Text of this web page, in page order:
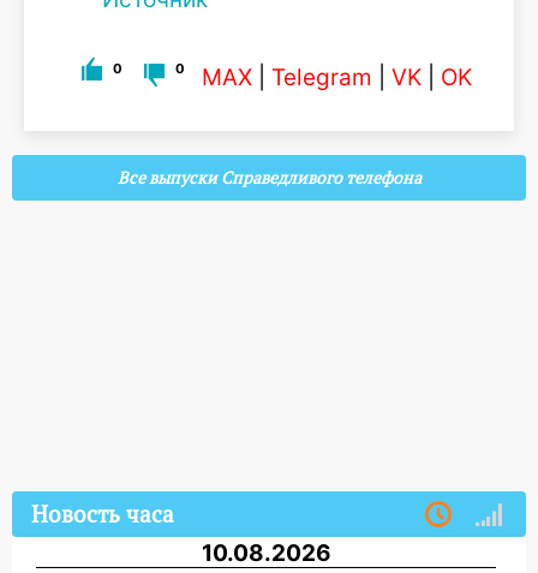
0 0 MAX Telegram VK OK
Все выпуски Справедливого телефона
Новость часа
10.08.2026